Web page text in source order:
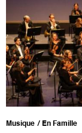
Musique En Famille